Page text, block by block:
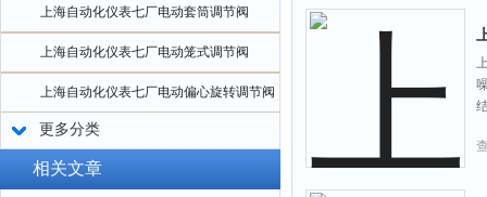
上海自动化仪表七厂电动套筒调节阀
上海自动化仪表七厂电动笼式调节阀
上海自动化仪表七厂电动偏心旋转调节阀
更多分类
相关文章